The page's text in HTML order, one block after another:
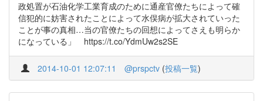
政処置が石油化学工業育成のために通産官僚たちによって確
信犯的に妨害されたことによって水俣病が拡大されていった
ことが事の真相…当の官僚たちの回想によってさえも明らか
になっている」 https://t.co/YdmUw2s2SE
2014-10-01 12:07:11 @prspctv (投稿一覧)